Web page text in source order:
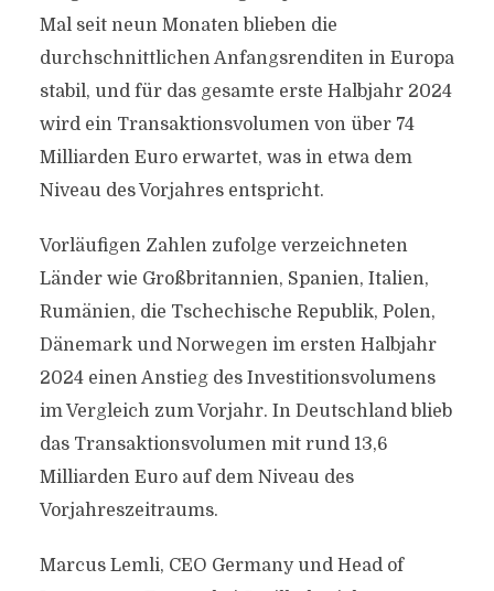
Mal seit neun Monaten blieben die
durchschnittlichen Anfangsrenditen in Europa
stabil, und für das gesamte erste Halbjahr 2024
wird ein Transaktionsvolumen von über 74
Milliarden Euro erwartet, was in etwa dem
Niveau des Vorjahres entspricht.
Vorläufigen Zahlen zufolge verzeichneten
Länder wie Großbritannien, Spanien, Italien,
Rumänien, die Tschechische Republik, Polen,
Dänemark und Norwegen im ersten Halbjahr
2024 einen Anstieg des Investitionsvolumens
im Vergleich zum Vorjahr. In Deutschland blieb
das Transaktionsvolumen mit rund 13,6
Milliarden Euro auf dem Niveau des
Vorjahreszeitraums.
Marcus Lemli, CEO Germany und Head of